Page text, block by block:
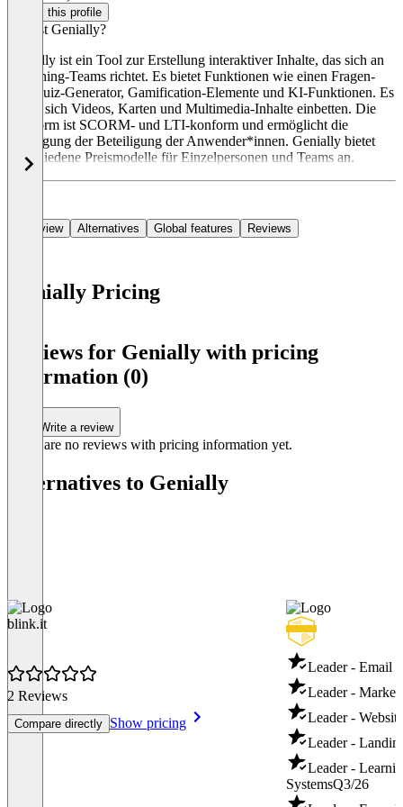
Claim this profile
Was ist Genially?
Genially ist ein Tool zur Erstellung interaktiver Inhalte, das sich an
eLearning-Teams richtet. Es bietet Funktionen wie einen Fragen-
und Quiz-Generator, Gamification-Elemente und KI-Funktionen. Es
lassen sich Videos, Karten und Multimedia-Inhalte einbetten. Die
Plattform ist SCORM- und LTI-konform und ermöglicht die
Verfolgung der Beteiligung der Anwender*innen. Genially bietet
verschiedene Preismodelle für Einzelpersonen und Teams an.
Overview Alternatives Global features Reviews
Genially Pricing
Reviews for Genially with pricing
information (0)
Write a review
There are no reviews with pricing information yet.
Alternatives to Genially
blink.it
2 Reviews
Compare directly Show pricing
Leader - Email
Leader -
Leader -
Leader -
Leader -
SystemsQ3/26